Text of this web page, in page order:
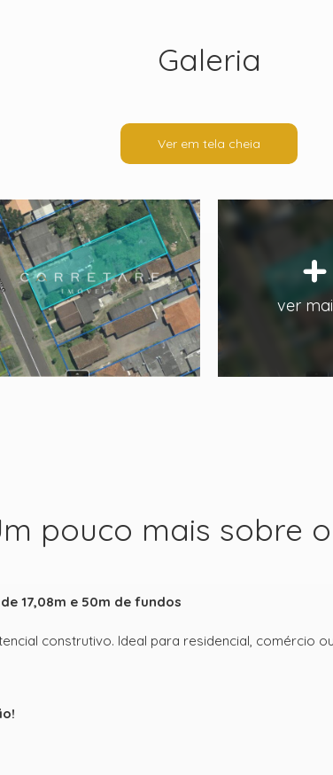
Galeria
Ver em tela cheia
ver
pouco mais sobre
17,08m e 50m de fundos
construtivo. Ideal para residencial, comércio